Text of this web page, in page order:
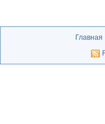
Главная